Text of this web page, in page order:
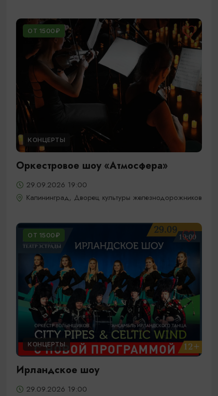
ОТ 1500₽
КОНЦЕРТЫ
Оркестровое шоу «Атмосфера»
29.09.2026 19:00
Калининград, Дворец культуры железнодорожников
ОТ 1500₽
КОНЦЕРТЫ
Ирландское шоу
29.09.2026 19:00